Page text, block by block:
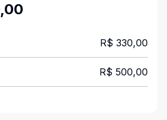
R$ 330,00
R$ 500,00